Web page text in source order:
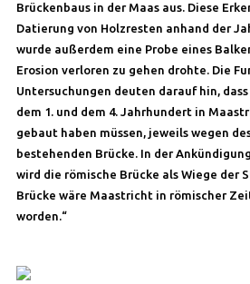
Brückenbaus in der Maas aus. Diese
Datierung von Holzresten anhand der
wurde außerdem eine Probe eines
Erosion verloren zu gehen drohte. Die
Untersuchungen deuten darauf hin,
dem 1. und dem 4. Jahrhundert in
gebaut haben müssen, jeweils wegen
bestehenden Brücke. In der
wird die römische Brücke als Wiege der
Brücke wäre Maastricht in römischer
worden.“